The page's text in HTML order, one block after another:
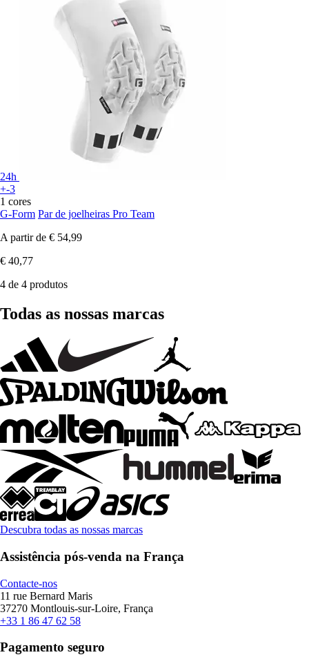
24h
+-3
1 cores
G-Form Par de joelheiras Pro Team
A partir de € 54,99
€ 40,77
4 de 4 produtos
Todas as nossas marcas
Descubra todas as nossas marcas
Assistência pós-venda na França
Contacte-nos
11 rue Bernard Maris
37270 Montlouis-sur-Loire, França
+33 1 86 47 62 58
Pagamento seguro